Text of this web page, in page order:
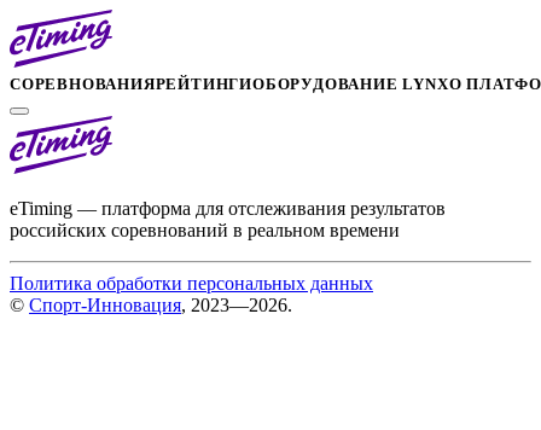
СОРЕВНОВАНИЯРЕЙТИНГИОБОРУДОВАНИЕ LYNXО
eTiming — платформа для отслеживания результатов
российских соревнований в реальном времени
Политика обработки персональных данных
© Спорт-Инновация, 2023—2026.